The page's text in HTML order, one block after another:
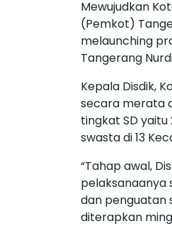
Mewujudkan
(Pemkot)
melaunching
Tangerang
Kepala Disdik,
secara merata
tingkat SD yaitu
swasta di 13
“Tahap awal,
pelaksanaanya
dan penguatan
diterapkan